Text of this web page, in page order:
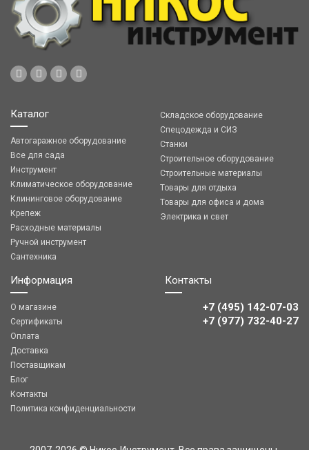
Каталог
Автогаражное оборудование
Все для сада
Инструмент
Климатическое оборудование
Клининговое оборудование
Крепеж
Расходные материалы
Ручной инструмент
Сантехника
Складское оборудование
Спецодежда и СИЗ
Станки
Строительное оборудование
Строительные материалы
Товары для отдыха
Товары для офиса и дома
Электрика и свет
Информация
О магазине
Сертификаты
Оплата
Доставка
Поставщикам
Блог
Контакты
Политика конфиденциальности
Контакты
+7 (495) 142-07-03
‎‎+7 (977) 732-40-27